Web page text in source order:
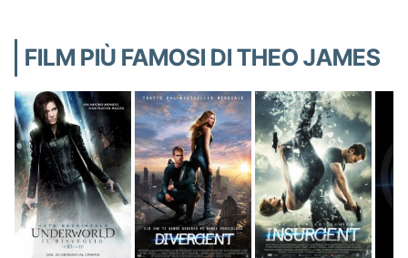
FILM PIÙ FAMOSI DI THEO JAMES